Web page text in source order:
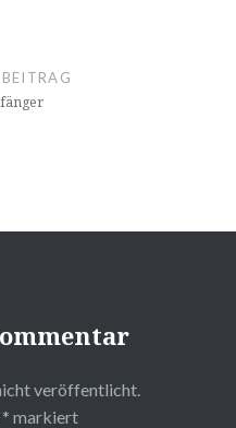
veröffentlicht.
* markiert